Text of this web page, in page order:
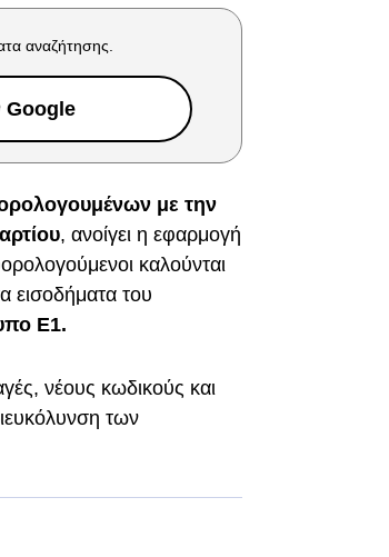
αναζήτησης.
Google
με την
, ανοίγει η εφαρμογή
καλούνται
εισοδήματα του
Ε1.
νέους κωδικούς και
των